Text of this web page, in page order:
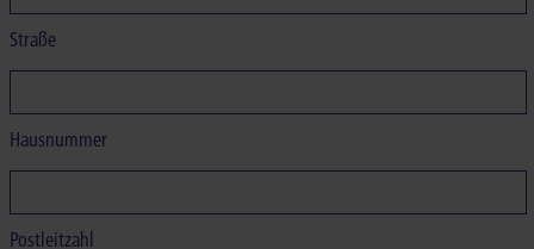
Straße
Hausnummer
Postleitzahl